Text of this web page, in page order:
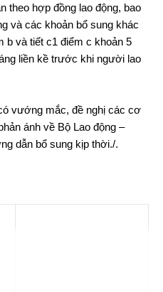
theo hợp đồng lao động, bao
và các khoản bổ sung khác
b và tiết c1 điểm c khoản 5
liền kề trước khi người lao
vướng mắc, đề nghị các cơ
ánh về Bộ Lao động –
dẫn bổ sung kịp thời./.